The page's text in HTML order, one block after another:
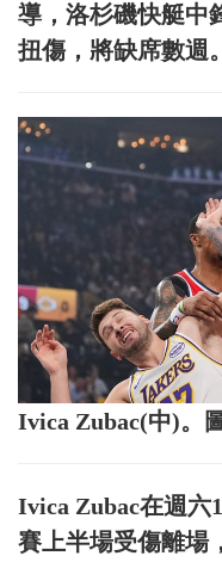
導，洛杉磯快艇中
扭傷，將缺席數週。
Ivica Zubac(中)。
Ivica Zubac在週六
賽上半場受傷離場